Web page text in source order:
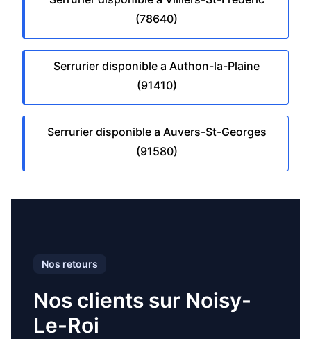
(78640)
Serrurier disponible a Authon-la-Plaine
(91410)
Serrurier disponible a Auvers-St-Georges
(91580)
Nos retours
Nos clients sur Noisy-
Le-Roi